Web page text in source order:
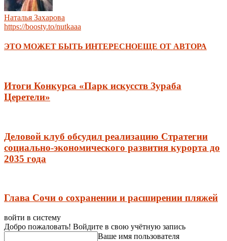
Наталья Захарова
https://boosty.to/nutkaaa
ЭТО МОЖЕТ БЫТЬ ИНТЕРЕСНОЕЩЕ ОТ АВТОРА
Итоги Конкурса «Парк искусств Зураба
Церетели»
Деловой клуб обсудил реализацию Стратегии
социально-экономического развития курорта до
2035 года
Глава Сочи о сохранении и расширении пляжей
войти в систему
Добро пожаловать! Войдите в свою учётную запись
Ваше имя пользователя